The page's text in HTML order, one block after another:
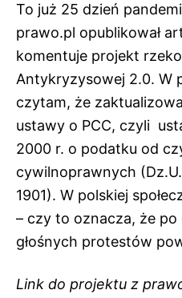
To już 25 dzień
prawo.pl opublikował
komentuje projekt
Antykryzysowej 2.0. W
czytam, że
ustawy o PCC, czyli
2000 r. o podatku od
cywilnoprawnych
1901). W polskiej
– czy to oznacza, że
głośnych protestów
Link do projektu z